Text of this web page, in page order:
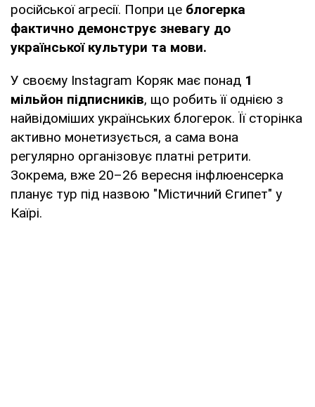
російської агресії. Попри це блогерка
фактично демонструє зневагу до
української культури та мови.
У своєму Instagram Коряк має понад 1
мільйон підписників, що робить її однією з
найвідоміших українських блогерок. Її сторінка
активно монетизується, а сама вона
регулярно організовує платні ретрити.
Зокрема, вже 20–26 вересня інфлюенсерка
планує тур під назвою "Містичний Єгипет" у
Каїрі.